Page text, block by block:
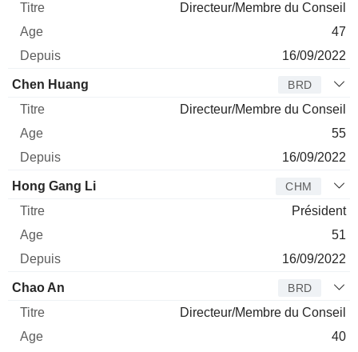
Directeur/Membre du Conseil
47
16/09/2022
Chen Huang BRD
Directeur/Membre du Conseil
55
16/09/2022
Hong Gang Li CHM
Président
51
16/09/2022
Chao An BRD
Directeur/Membre du Conseil
40